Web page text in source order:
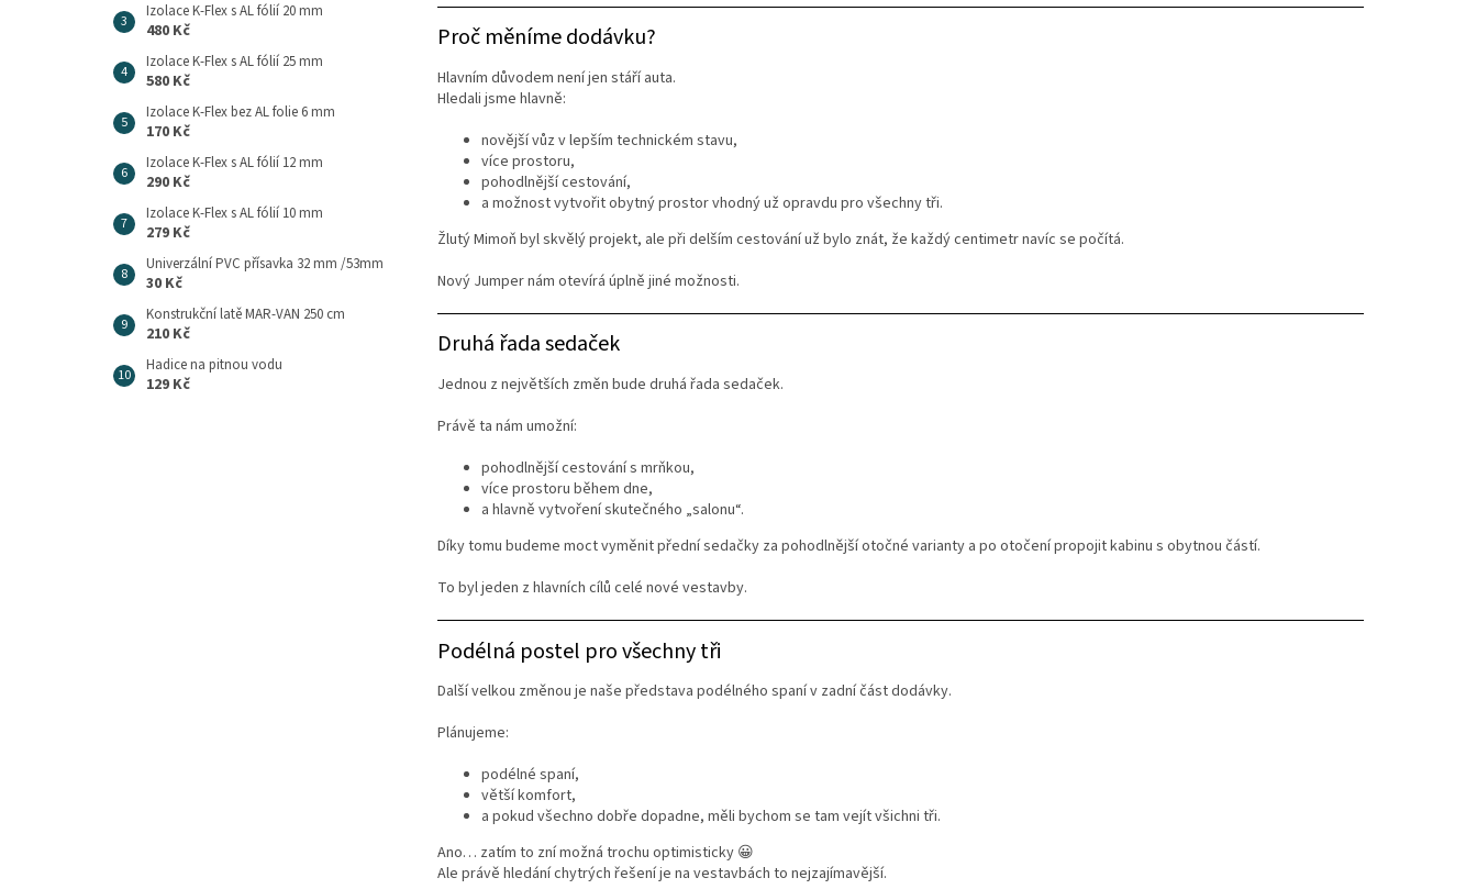
Izolace K-Flex s AL fólií 20 mm
480 Kč
Izolace K-Flex s AL fólií 25 mm
580 Kč
Izolace K-Flex bez AL folie 6 mm
170 Kč
Izolace K-Flex s AL fólií 12 mm
290 Kč
Izolace K-Flex s AL fólií 10 mm
279 Kč
Univerzální PVC přísavka 32 mm /53mm
30 Kč
Konstrukční latě MAR-VAN 250 cm
210 Kč
Hadice na pitnou vodu
129 Kč
Proč měníme dodávku?
Hlavním důvodem není jen stáří auta.
Hledali jsme hlavně:
novější vůz v lepším technickém stavu,
více prostoru,
pohodlnější cestování,
a možnost vytvořit obytný prostor vhodný už opravdu pro všechny tři.
Žlutý Mimoň byl skvělý projekt, ale při delším cestování už bylo znát, že každý centimetr navíc se počítá.
Nový Jumper nám otevírá úplně jiné možnosti.
Druhá řada sedaček
Jednou z největších změn bude druhá řada sedaček.
Právě ta nám umožní:
pohodlnější cestování s mrňkou,
více prostoru během dne,
a hlavně vytvoření skutečného „salonu“.
Díky tomu budeme moct vyměnit přední sedačky za pohodlnější otočné varianty a po otočení propojit kabinu s obytnou částí.
To byl jeden z hlavních cílů celé nové vestavby.
Podélná postel pro všechny tři
Další velkou změnou je naše představa podélného spaní v zadní část dodávky.
Plánujeme:
podélné spaní,
větší komfort,
a pokud všechno dobře dopadne, měli bychom se tam vejít všichni tři.
Ano… zatím to zní možná trochu optimisticky 😀
Ale právě hledání chytrých řešení je na vestavbách to nejzajímavější.